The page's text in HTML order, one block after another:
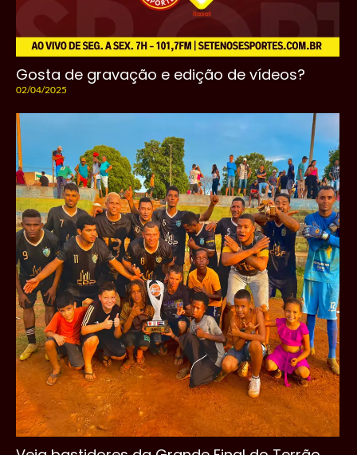
Gosta de gravação e edição de vídeos?
02/04/2025